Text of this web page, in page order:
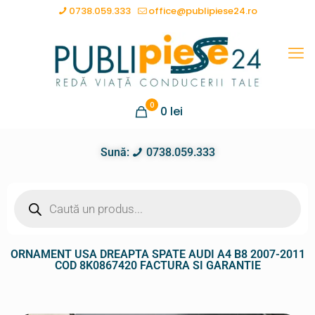
0738.059.333 office@publipiese24.ro
0 0 lei
Sună: 0738.059.333
ORNAMENT USA DREAPTA SPATE AUDI A4 B8 2007-2011
COD 8K0867420 FACTURA SI GARANTIE